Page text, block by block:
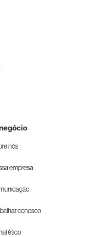
nós
empresa
conosco
ético